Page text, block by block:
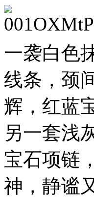
一袭白色
线条，颈
辉，红蓝
另一套浅
宝石项链
神，静谧